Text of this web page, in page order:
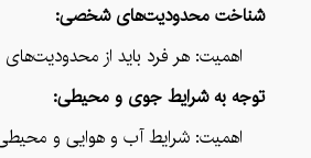
شناخت محدودیت‌های شخصی:
اهمیت: هر فرد باید از محدودیت‌های
توجه به شرایط جوی و محیطی:
اهمیت: شرایط آب و هوایی و محیطی